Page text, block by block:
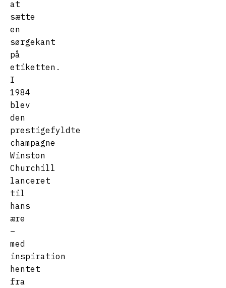
at
sætte
en
sørgekant
på
etiketten.
I
1984
blev
den
prestigefyldte
champagne
Winston
Churchill
lanceret
til
hans
ære
–
med
inspiration
hentet
fra